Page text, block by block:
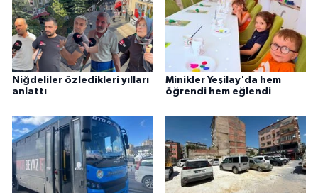
Niğdeliler özledikleri yılları
anlattı
Minikler Yeşilay'da hem
öğrendi hem eğlendi